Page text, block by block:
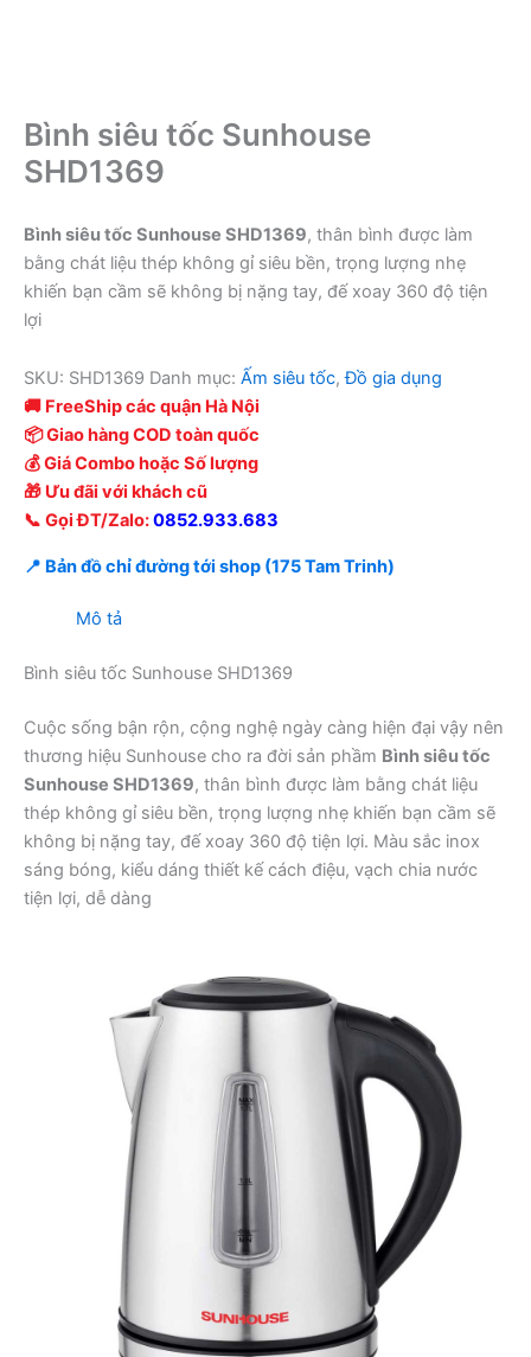
Bình siêu tốc Sunhouse
SHD1369
Bình siêu tốc Sunhouse SHD1369, thân bình được làm
bằng chát liệu thép không gỉ siêu bền, trọng lượng nhẹ
khiến bạn cầm sẽ không bị nặng tay, đế xoay 360 độ tiện
lợi
SKU: SHD1369 Danh mục: Ấm siêu tốc,Đồ gia dụng
🚚 FreeShip các quận Hà Nội
📦 Giao hàng COD toàn quốc
💰 Giá Combo hoặc Số lượng
🎁 Ưu đãi với khách cũ
📞 Gọi ĐT/Zalo:0852.933.683
📍 Bản đồ chỉ đường tới shop (175 Tam Trinh)
Mô tả
Bình siêu tốc Sunhouse SHD1369
Cuộc sống bận rộn, cộng nghệ ngày càng hiện đại vậy nên
thương hiệu Sunhouse cho ra đời sản phầm Bình siêu tốc
Sunhouse SHD1369, thân bình được làm bằng chát liệu
thép không gỉ siêu bền, trọng lượng nhẹ khiến bạn cầm sẽ
không bị nặng tay, đế xoay 360 độ tiện lợi. Màu sắc inox
sáng bóng, kiểu dáng thiết kế cách điệu, vạch chia nước
tiện lợi, dễ dàng